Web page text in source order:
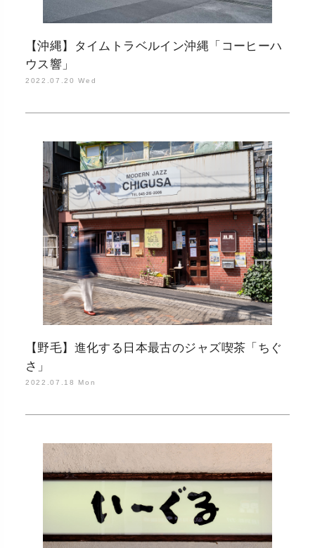
【沖縄】タイムトラベルイン沖縄「コーヒーハ
ウス響」
2022.07.20 Wed
【野毛】進化する日本最古のジャズ喫茶「ちぐ
さ」
2022.07.18 Mon